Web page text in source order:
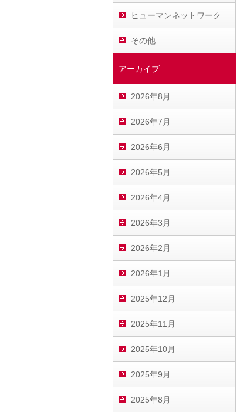
ヒューマンネットワーク
その他
アーカイブ
2026年8月
2026年7月
2026年6月
2026年5月
2026年4月
2026年3月
2026年2月
2026年1月
2025年12月
2025年11月
2025年10月
2025年9月
2025年8月